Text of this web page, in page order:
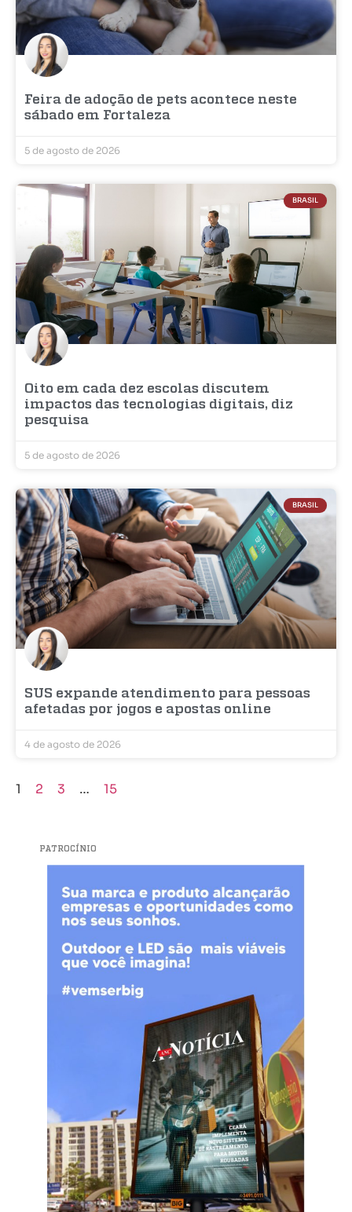
Feira de adoção de pets acontece neste
sábado em Fortaleza
5 de agosto de 2026
BRASIL
Oito em cada dez escolas discutem
impactos das tecnologias digitais, diz
pesquisa
5 de agosto de 2026
BRASIL
SUS expande atendimento para pessoas
afetadas por jogos e apostas online
4 de agosto de 2026
1 2 3 … 15
PATROCÍNIO